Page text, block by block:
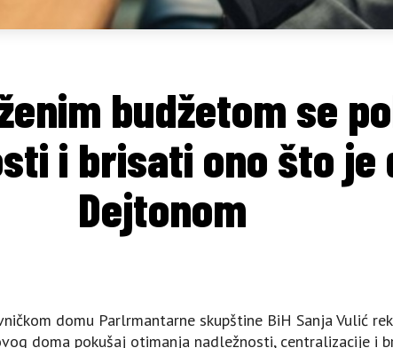
budžetom se
i brisati ono što je
Dejtonom
domu Parlrmantarne skupštine BiH Sanja Vulić
doma pokušaj otimanja nadležnosti, centralizacije i